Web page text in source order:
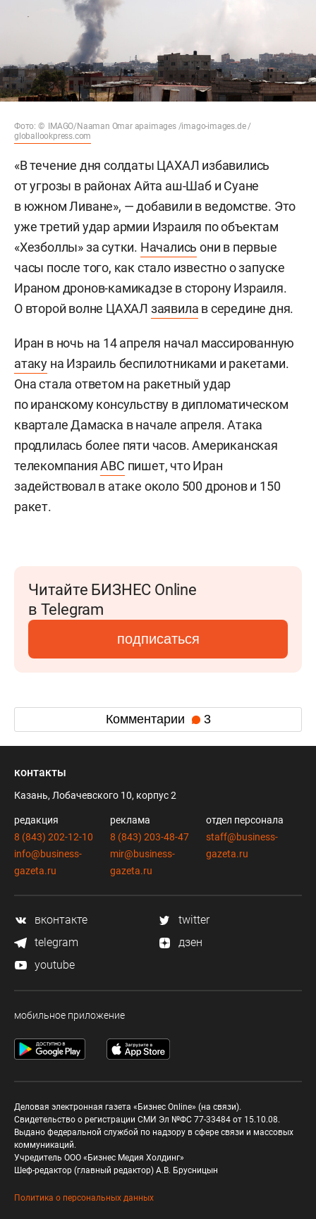
Фото: © IMAGO/Naaman Omar apaimages /imago-images.de /
globallookpress.com
«В течение дня солдаты ЦАХАЛ избавились
от угрозы в районах Айта аш-Шаб и Суане
в южном Ливане», — добавили в ведомстве. Это
уже третий удар армии Израиля по объектам
«Хезболлы» за сутки. Начались они в первые
часы после того, как стало известно о запуске
Ираном дронов-камикадзе в сторону Израиля.
О второй волне ЦАХАЛ заявила в середине дня.
Иран в ночь на 14 апреля начал массированную
атаку на Израиль беспилотниками и ракетами.
Она стала ответом на ракетный удар
по иранскому консульству в дипломатическом
квартале Дамаска в начале апреля. Атака
продлилась более пяти часов. Американская
телекомпанияABC пишет, что Иран
задействовал в атаке около 500 дронов и 150
ракет.
Читайте БИЗНЕС Online
в Telegram
подписаться
Комментарии 3
контакты
Казань, Лобачевского 10, корпус 2
редакция
8 (843) 202-12-10
info@business-
gazeta.ru
реклама
8 (843) 203-48-47
mir@business-
gazeta.ru
отдел персонала
staff@business-
gazeta.ru
вконтакте
twitter
telegram
дзен
youtube
мобильное приложение
Деловая электронная газета «Бизнес Online» (на связи).
Свидетельство о регистрации СМИ Эл №ФС 77-33484 от 15.10.08.
Выдано федеральной службой по надзору в сфере связи и массовых
коммуникаций.
Учредитель ООО «Бизнес Медия Холдинг»
Шеф-редактор (главный редактор) А.В. Брусницын
Политика о персональных данных